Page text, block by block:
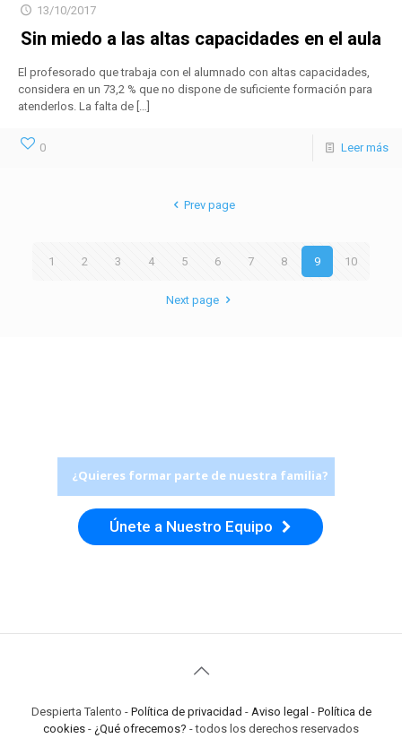
13/10/2017
Sin miedo a las altas capacidades en el aula
El profesorado que trabaja con el alumnado con altas capacidades,
considera en un 73,2 % que no dispone de suficiente formación para
atenderlos. La falta de […]
0 Leer más
Prev page
1 2 3 4 5 6 7 8 9 10
Next page
¿Quieres formar parte de nuestra familia?
Únete a Nuestro Equipo
Despierta Talento - Política de privacidad - Aviso legal - Política de
cookies - ¿Qué ofrecemos? - todos los derechos reservados